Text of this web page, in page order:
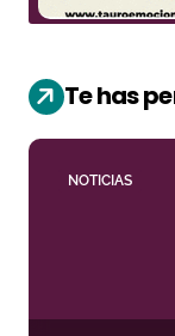
Te has
NOTICIAS